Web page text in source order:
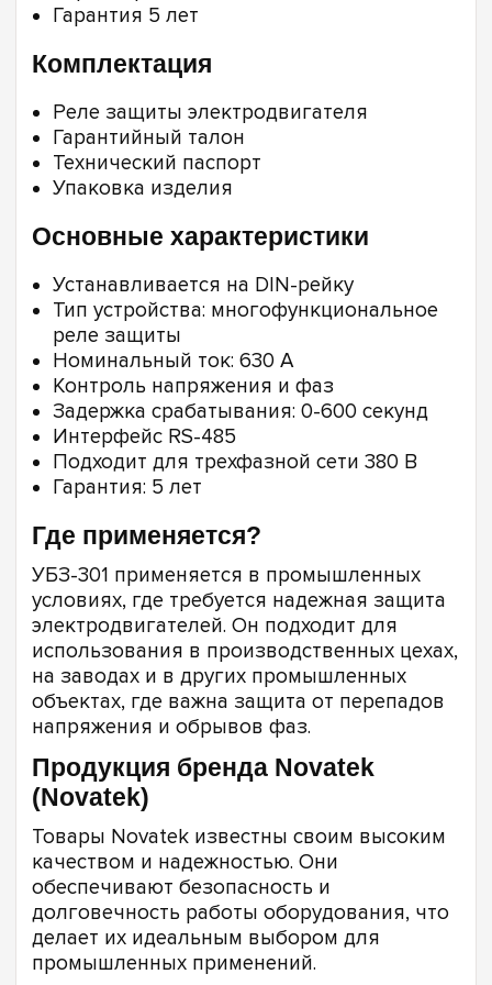
Гарантия 5 лет
Комплектация
Реле защиты электродвигателя
Гарантийный талон
Технический паспорт
Упаковка изделия
Основные характеристики
Устанавливается на DIN-рейку
Тип устройства: многофункциональное
реле защиты
Номинальный ток: 630 А
Контроль напряжения и фаз
Задержка срабатывания: 0-600 секунд
Интерфейс RS-485
Подходит для трехфазной сети 380 В
Гарантия: 5 лет
Где применяется?
УБЗ-301 применяется в промышленных
условиях, где требуется надежная защита
электродвигателей. Он подходит для
использования в производственных цехах,
на заводах и в других промышленных
объектах, где важна защита от перепадов
напряжения и обрывов фаз.
Продукция бренда Novatek
(Novatek)
Товары Novatek известны своим высоким
качеством и надежностью. Они
обеспечивают безопасность и
долговечность работы оборудования, что
делает их идеальным выбором для
промышленных применений.